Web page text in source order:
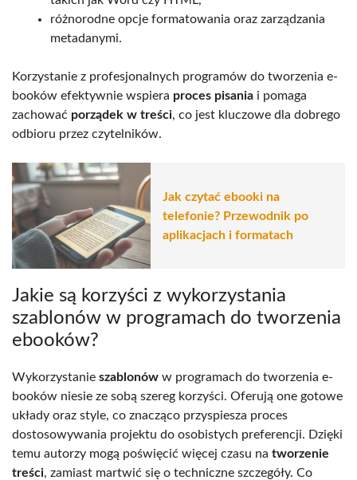
różnorodne opcje formatowania oraz zarządzania
metadanymi.
Korzystanie z profesjonalnych programów do tworzenia e-
booków efektywnie wspiera proces pisania i pomaga
zachować porządek w treści, co jest kluczowe dla dobrego
odbioru przez czytelników.
Jak czytać ebooki na
telefonie? Przewodnik po
aplikacjach i formatach
Jakie są korzyści z wykorzystania
szablonów w programach do tworzenia
ebooków?
Wykorzystanie szablonów w programach do tworzenia e-
booków niesie ze sobą szereg korzyści. Oferują one gotowe
układy oraz style, co znacząco przyspiesza proces
dostosowywania projektu do osobistych preferencji. Dzięki
temu autorzy mogą poświęcić więcej czasu na tworzenie
treści, zamiast martwić się o techniczne szczegóły. Co